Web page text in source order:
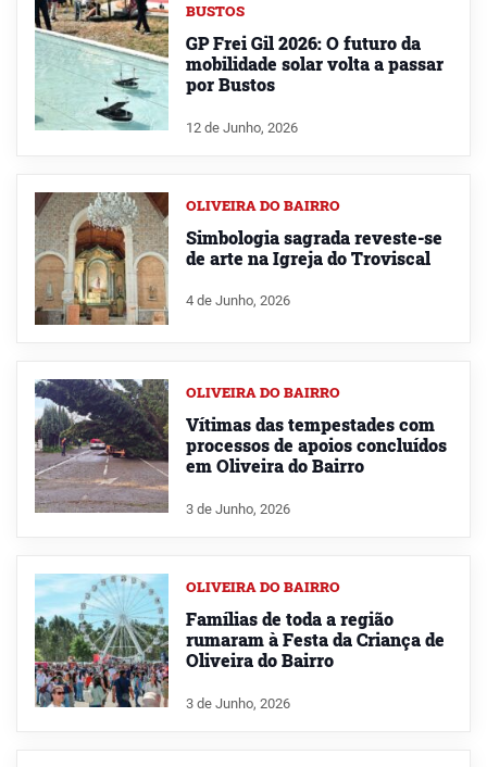
BUSTOS
GP Frei Gil 2026: O futuro da
mobilidade solar volta a passar
por Bustos
12 de Junho, 2026
OLIVEIRA DO BAIRRO
Simbologia sagrada reveste-se
de arte na Igreja do Troviscal
4 de Junho, 2026
OLIVEIRA DO BAIRRO
Vítimas das tempestades com
processos de apoios concluídos
em Oliveira do Bairro
3 de Junho, 2026
OLIVEIRA DO BAIRRO
Famílias de toda a região
rumaram à Festa da Criança de
Oliveira do Bairro
3 de Junho, 2026